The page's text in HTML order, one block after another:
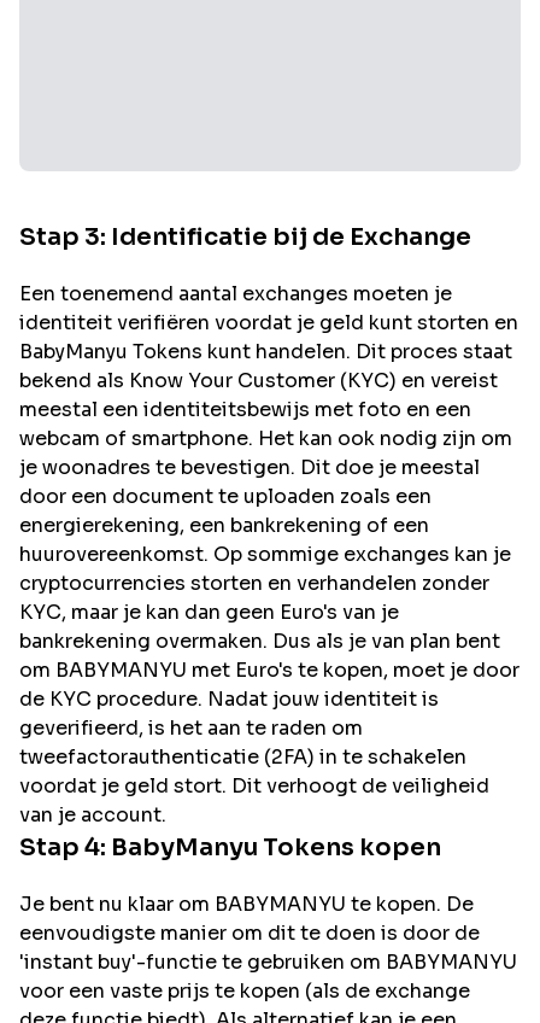
Stap 3: Identificatie bij de Exchange
Een toenemend aantal exchanges moeten je
identiteit verifiëren voordat je geld kunt storten en
BabyManyu Tokens kunt handelen. Dit proces staat
bekend als Know Your Customer (KYC) en vereist
meestal een identiteitsbewijs met foto en een
webcam of smartphone. Het kan ook nodig zijn om
je woonadres te bevestigen. Dit doe je meestal
door een document te uploaden zoals een
energierekening, een bankrekening of een
huurovereenkomst. Op sommige exchanges kan je
cryptocurrencies storten en verhandelen zonder
KYC, maar je kan dan geen Euro's van je
bankrekening overmaken. Dus als je van plan bent
om BABYMANYU met Euro's te kopen, moet je door
de KYC procedure. Nadat jouw identiteit is
geverifieerd, is het aan te raden om
tweefactorauthenticatie (2FA) in te schakelen
voordat je geld stort. Dit verhoogt de veiligheid
van je account.
Stap 4: BabyManyu Tokens kopen
Je bent nu klaar om BABYMANYU te kopen. De
eenvoudigste manier om dit te doen is door de
'instant buy'-functie te gebruiken om BABYMANYU
voor een vaste prijs te kopen (als de exchange